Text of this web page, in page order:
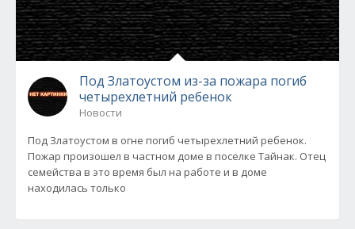
Под Златоустом из-за пожара погиб
четырехлетний ребенок
Новости
Под Златоустом в огне погиб четырехлетний ребенок.
Пожар произошел в частном доме в поселке Тайнак. Отец
семейства в это время был на работе и в доме
находилась только